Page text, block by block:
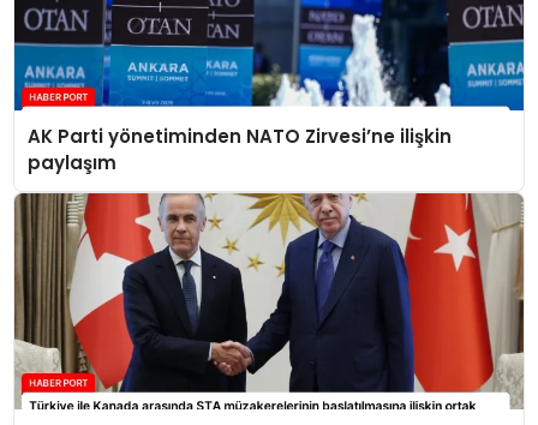
AK Parti yönetiminden NATO Zirvesi’ne ilişkin
paylaşım